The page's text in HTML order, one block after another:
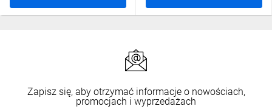
Zapisz się, aby otrzymać informacje o nowościach,
promocjach i wyprzedażach